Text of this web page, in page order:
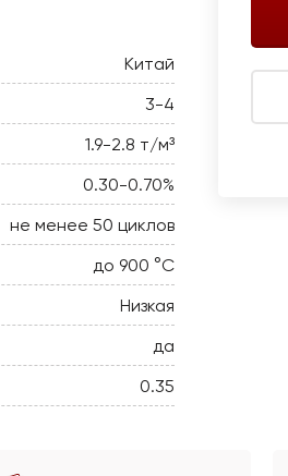
Китай
3-4
1.9-2.8 т/м³
0.30-0.70%
не менее 50 циклов
до 900 °C
Низкая
да
0.35